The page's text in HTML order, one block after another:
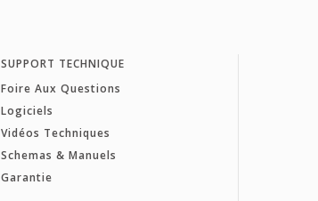
SUPPORT TECHNIQUE
Foire Aux Questions
Logiciels
Vidéos Techniques
Schemas & Manuels
Garantie